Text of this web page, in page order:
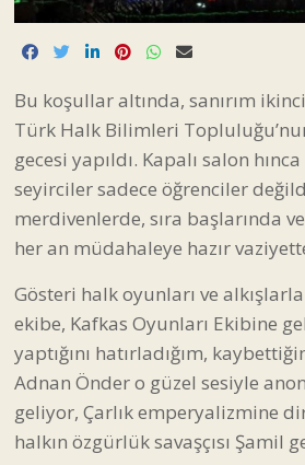
Bu koşullar altında, sanırım
Türk Halk Bilimleri
gecesi yapıldı. Kapalı salon
seyirciler sadece öğrenciler
merdivenlerde, sıra başlarında
her an müdahaleye hazır
Gösteri halk oyunları ve
ekibe, Kafkas Oyunları Ekibine
yaptığını hatırladığım,
Adnan Önder o güzel sesiyle
geliyor, Çarlık emperyalizmine
halkın özgürlük savaşçısı Şamil